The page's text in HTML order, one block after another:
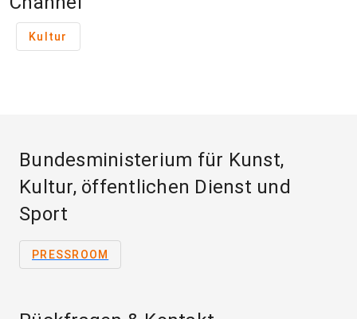
Kultur
Bundesministerium für Kunst,
Kultur, öffentlichen Dienst und
Sport
PRESSROOM